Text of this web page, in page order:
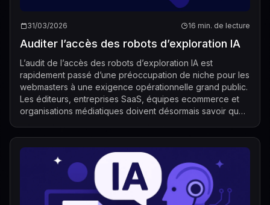
31/03/2026 16 min. de lecture
Auditer l’accès des robots d’exploration IA
L’audit de l’accès des robots d’exploration IA est
rapidement passé d’une préoccupation de niche pour les
webmasters à une exigence opérationnelle grand public.
Les éditeurs, entreprises SaaS, équipes ecommerce et
organisations médiatiques doivent désormais savoir quels